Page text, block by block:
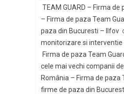
TEAM GUARD – Firma de
– Firma de paza Team
paza din Bucuresti – Ilfov
monitorizare si interventie
Firma de paza Team
cele mai vechi companii
România – Firma de paza
firme de paza din